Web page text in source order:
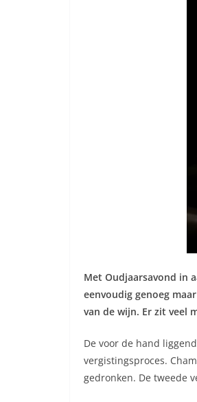
Met Oudjaarsavond in
eenvoudig genoeg
van de wijn. Er zit veel
De voor de hand
vergistingsproces.
gedronken. De tweede